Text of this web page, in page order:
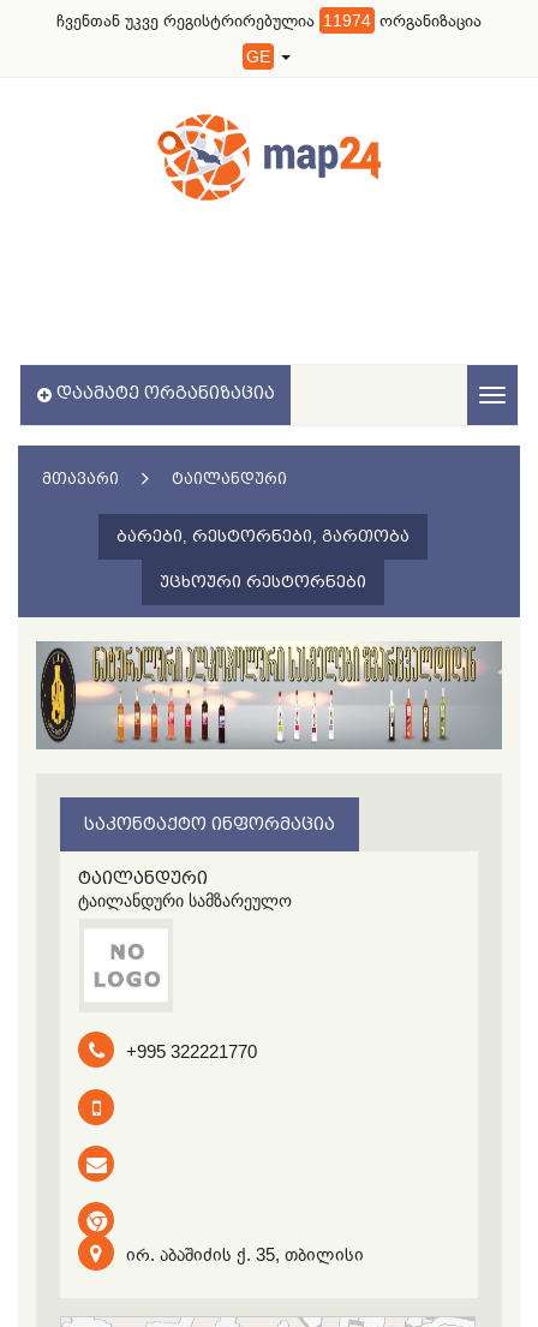
ჩვენთან უკვე რეგისტრირებულია 11974 ორგანიზაცია
GE
ᲓᲐᲐᲛᲐᲢᲔ ᲝᲠᲒᲐᲜᲘᲖᲐᲪᲘᲐ
ᲛᲗᲐᲕᲐᲠᲘ ᲢᲐᲘᲚᲐᲜᲓᲣᲠᲘ
ᲑᲐᲠᲔᲑᲘ, ᲠᲔᲡᲢᲝᲠᲜᲔᲑᲘ, ᲒᲐᲠᲗᲝᲑᲐ
ᲣᲪᲮᲝᲣᲠᲘ ᲠᲔᲡᲢᲝᲠᲜᲔᲑᲘ
ᲡᲐᲙᲝᲜᲢᲐᲥᲢᲝ ᲘᲜᲤᲝᲠᲛᲐᲪᲘᲐ
ტაილანდური
ტაილანდური სამზარეულო
+995 322221770
ირ. აბაშიძის ქ. 35, თბილისი